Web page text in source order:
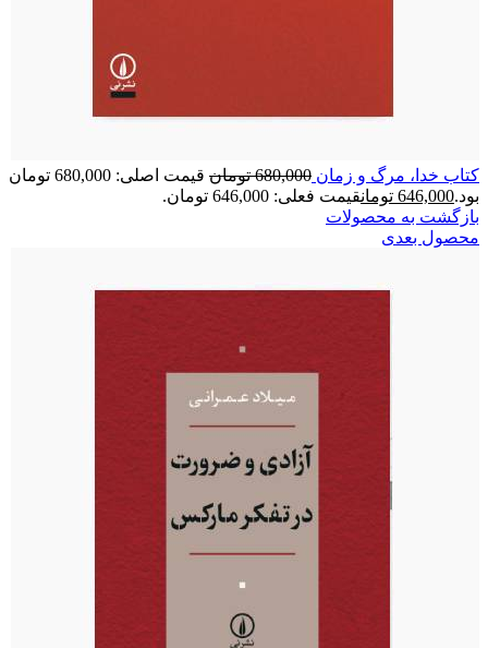
کتاب خدا، مرگ و زمان 680,000 تومان
قیمت اصلی: 680,000 تومان
بود.646,000 تومانقیمت فعلی: 646,000 تومان.
بازگشت به محصولات
محصول بعدی